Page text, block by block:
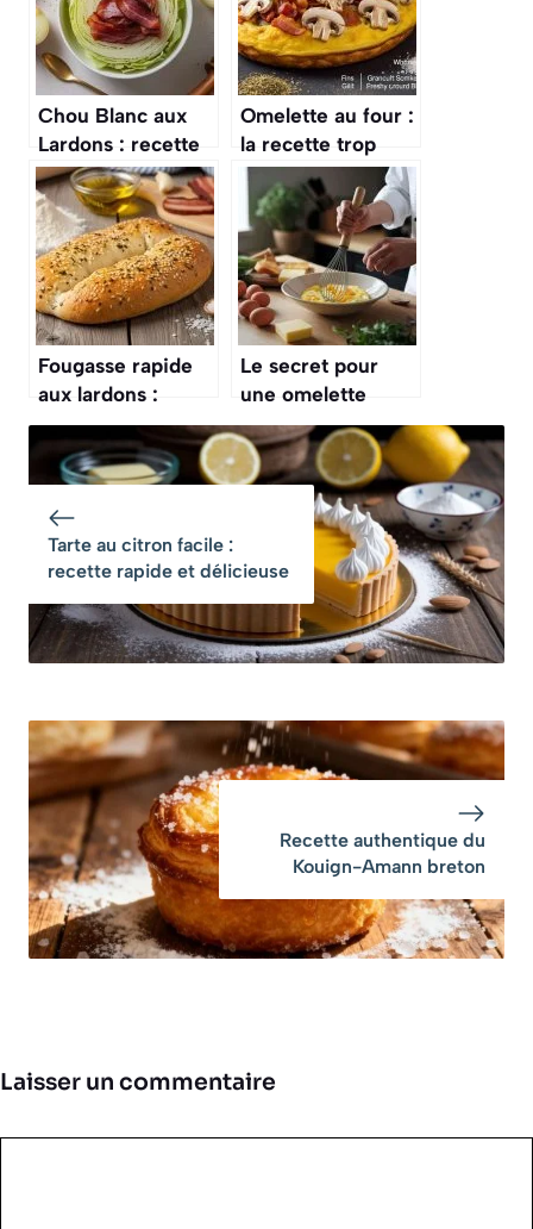
Chou Blanc aux
Lardons : recette
Facile et
Savoureuse
Omelette au four :
la recette trop
pratique qu’on
peut décliner à
l’infini
Fougasse rapide
aux lardons :
recette simple et
savoureuse
Le secret pour
une omelette
parfaite à chaque
fois, c’est un
geste simple de
Tarte au citron facile :
recette rapide et délicieuse
Recette authentique du
Kouign-Amann breton
Laisser un commentaire